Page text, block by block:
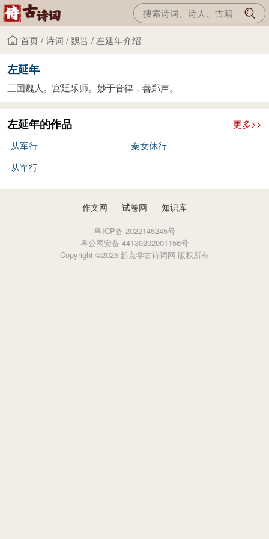
首页/诗词 /魏晋/ 左延年介绍
左延年
三国魏人。宫廷乐师。妙于音律，善郑声。
左延年的作品
更多>>
从军行
秦女休行
从军行
作文网 试卷网 知识库
粤ICP备 2022145245号
粤公网安备 44130202001156号
Copyright ©2025 起点学古诗词网 版权所有